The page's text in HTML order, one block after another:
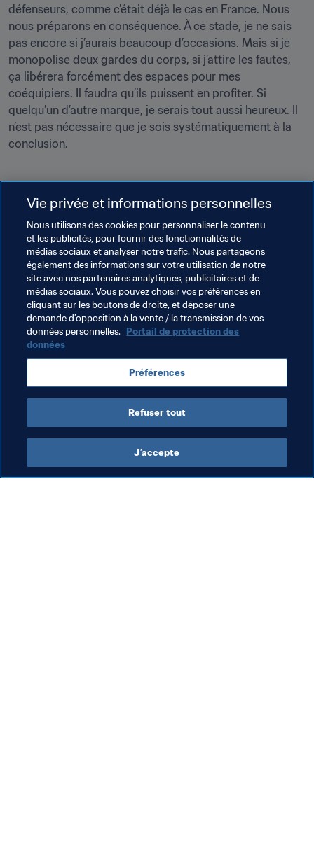
défenseurs, comme c’était déjà le cas en France. Nous
nous préparons en conséquence. À ce stade, je ne sais
pas encore si j’aurais beaucoup d’occasions. Mais si je
monopolise deux gardes du corps, si j’attire les fautes,
ça libérera forcément des espaces pour mes
coéquipiers. Il faudra qu’ils puissent en profiter. Si
quelqu’un d’autre marque, je serais tout aussi heureux. Il
n’est pas nécessaire que je sois systématiquement à la
conclusion.
En tant que supporter, quels sont vos souvenirs de la
Coupe du Monde ?
Mes premiers souvenirs remontent à 1998. Je me
souviens du Brésil, de la France... de grandes équipes !
J’étais jeune, mais j’avais adoré ce tournoi. Et puis, bien
sûr, il y a eu 2002, avec la participation de la Pologne. Je
devais rentrer de l’école plus tôt que d’habitude pour
suivre les matches, à cause du décalage horaire. Ça me
faisait manquer les deux derniers cours. J’étais à fond
derrière la Pologne. J’étais tellement content de voir
mon pays impliqué dans un tournoi de cette ampleur. Je
m’en souviens encore très bien. Aujourd'hui, c’est à mon
Vie privée et informations personnelles
Nous utilisons des cookies pour personnaliser le contenu
et les publicités, pour fournir des fonctionnalités de
médias sociaux et analyser notre trafic. Nous partageons
également des informations sur votre utilisation de notre
site avec nos partenaires analytiques, publicitaires et de
médias sociaux. Vous pouvez choisir vos préférences en
cliquant sur les boutons de droite, et déposer une
demande d’opposition à la vente / la transmission de vos
données personnelles. Portail de protection des
données
Préférences
Refuser tout
J’accepte